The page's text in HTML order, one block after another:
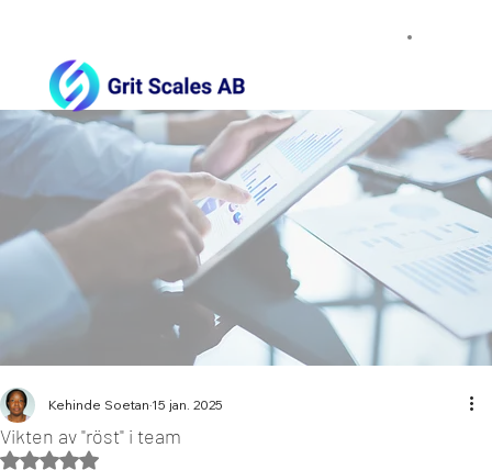
Vikten av "röst" i team
Kehinde Soetan 15 jan. 2025
Betygsatt till NaN av 5 stjärnor.